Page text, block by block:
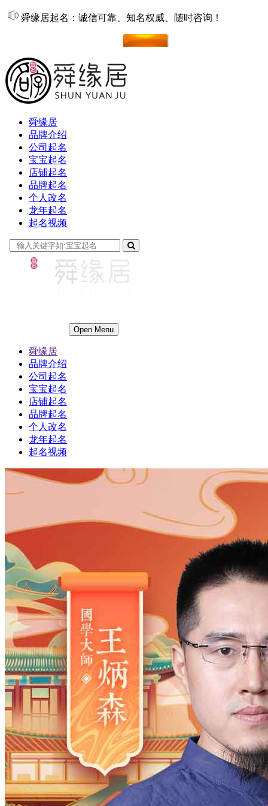
舜缘居起名：诚信可靠、知名权威、随时咨询！
舜缘居
品牌介绍
公司起名
宝宝起名
店铺起名
品牌起名
个人改名
龙年起名
起名视频
Open Menu
舜缘居
品牌介绍
公司起名
宝宝起名
店铺起名
品牌起名
个人改名
龙年起名
起名视频